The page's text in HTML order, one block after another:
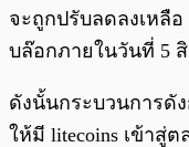
จะถูกปรับลดลงเหลือ
บล๊อกภายในวันที่ 5
ดังนั้นกระบวนการดั
ให้มี litecoins เข้าสู่